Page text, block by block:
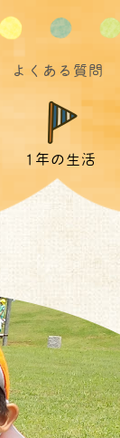
よくある質問
1年の生活